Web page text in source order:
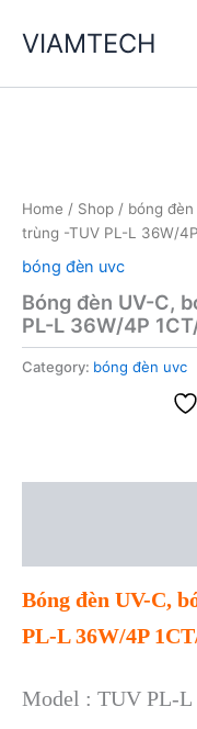
VIAMTECH
Home / Shop / bóng đèn
trùng -TUV PL-L 36W/
bóng đèn uvc
Bóng đèn UV-C,
PL-L 36W/4P
Category: bóng đèn uvc
Bóng đèn UV-C,
PL-L 36W/4P
Model : TUV PL-L